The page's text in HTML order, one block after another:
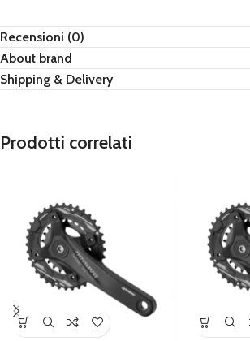
Recensioni (0)
About brand
Shipping & Delivery
Prodotti correlati